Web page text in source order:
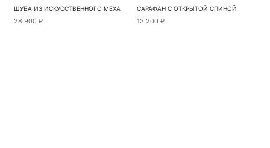
ШУБА ИЗ ИСКУССТВЕННОГО МЕХА
28 900 ₽
САРАФАН С ОТКРЫТОЙ СПИНОЙ
13 200 ₽